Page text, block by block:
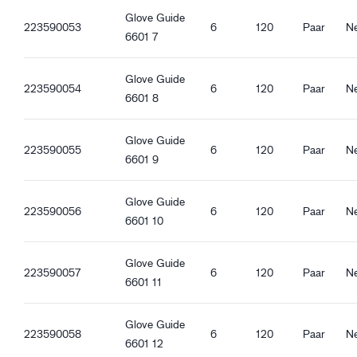
Atmungsaktiv
Guter Trockengriff
Guter Ölgriff
223590053
Glove Guide
6601 7
6 120 Paar
223590054
Glove Guide
6601 8
6 120 Paar
223590055
Glove Guide
6601 9
6 120 Paar
223590056
Glove Guide
6601 10
6 120 Paar
223590057
Glove Guide
6601 11
6 120 Paar
223590058
Glove Guide
6601 12
6 120 Paar